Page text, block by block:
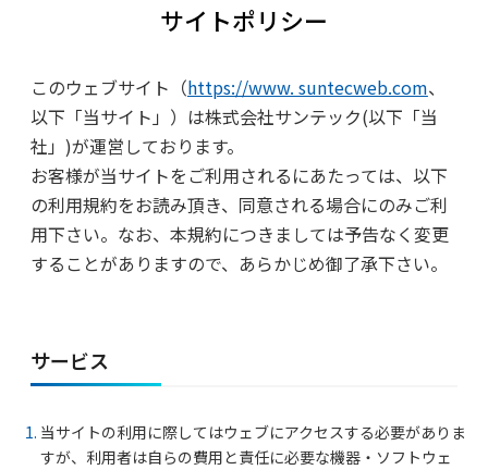
サイトポリシー
このウェブサイト（https://www. suntecweb.com、
以下「当サイト」）は株式会社サンテック(以下「当
社」)が運営しております。
お客様が当サイトをご利用されるにあたっては、以下
の利用規約をお読み頂き、同意される場合にのみご利
用下さい。なお、本規約につきましては予告なく変更
することがありますので、あらかじめ御了承下さい。
サービス
当サイトの利用に際してはウェブにアクセスする必要がありま
すが、利用者は自らの費用と責任に必要な機器・ソフトウェ